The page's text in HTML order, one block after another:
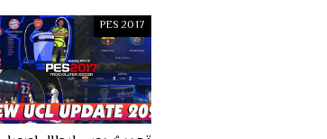
PES 2017